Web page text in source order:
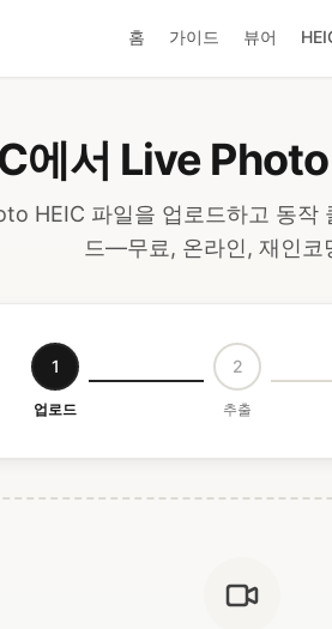
홈 가이드 뷰어
에서 Live
HEIC 파일을 업로드하고 동작
드—무료, 온라인, 재인코
1
업로드
2
추출